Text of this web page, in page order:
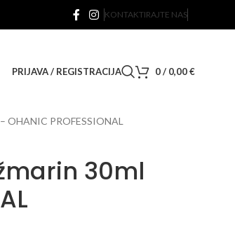
KONTAKTIRAJTE NAS
PRIJAVA / REGISTRACIJA 0/ 0,00€
OHANIC PROFESSIONAL
30ml